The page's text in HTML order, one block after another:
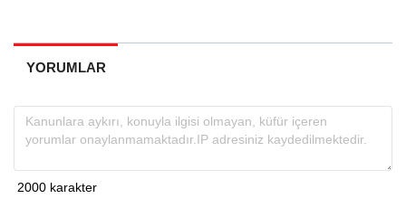
YORUMLAR